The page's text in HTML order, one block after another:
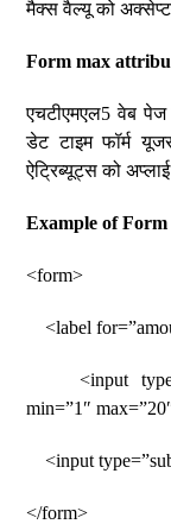
मैक्स वैल्यू को
Form max
एचटीएमएल5 वेब
डेट टाइम फॉर्म
ऐट्रिब्यूट्स को
Example of
<form>
<label
<input
min=”1″
<input
</form>